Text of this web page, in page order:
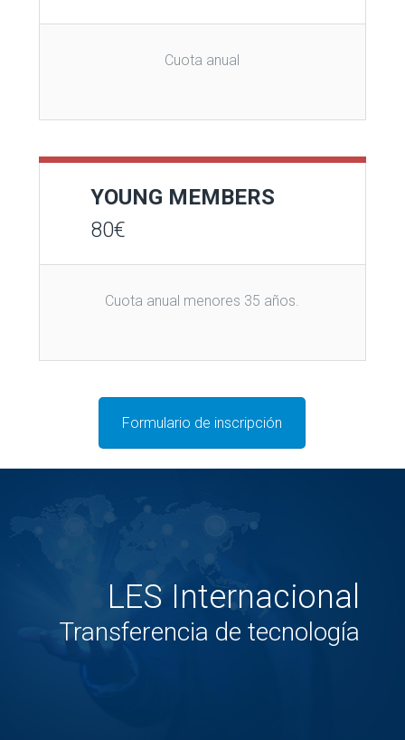
Cuota anual
YOUNG MEMBERS
80€
Cuota anual menores 35 años.
Formulario de inscripción
LES Internacional
Transferencia de tecnología